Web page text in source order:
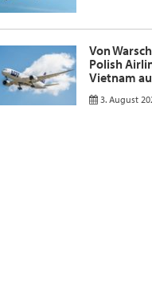
Von
Polish
Vietnam
3. August